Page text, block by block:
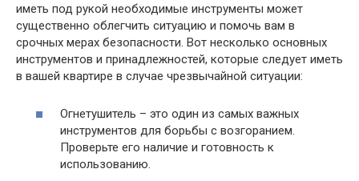
иметь под рукой необходимые инструменты может
существенно облегчить ситуацию и помочь вам в
срочных мерах безопасности. Вот несколько основных
инструментов и принадлежностей, которые следует иметь
в вашей квартире в случае чрезвычайной ситуации:
Огнетушитель – это один из самых важных
инструментов для борьбы с возгоранием.
Проверьте его наличие и готовность к
использованию.